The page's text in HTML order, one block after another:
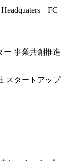
FC
事業共創推進
スタートアップ